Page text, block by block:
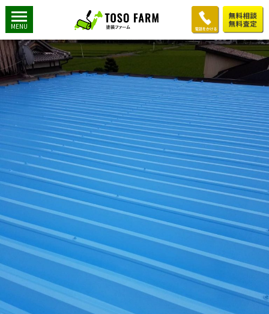
MENU
01d36d8a1085b65c6ab91a33120e42ef011b6034ff
2019年6月9日
900 × 1200 T様邸：屋根塗装工事